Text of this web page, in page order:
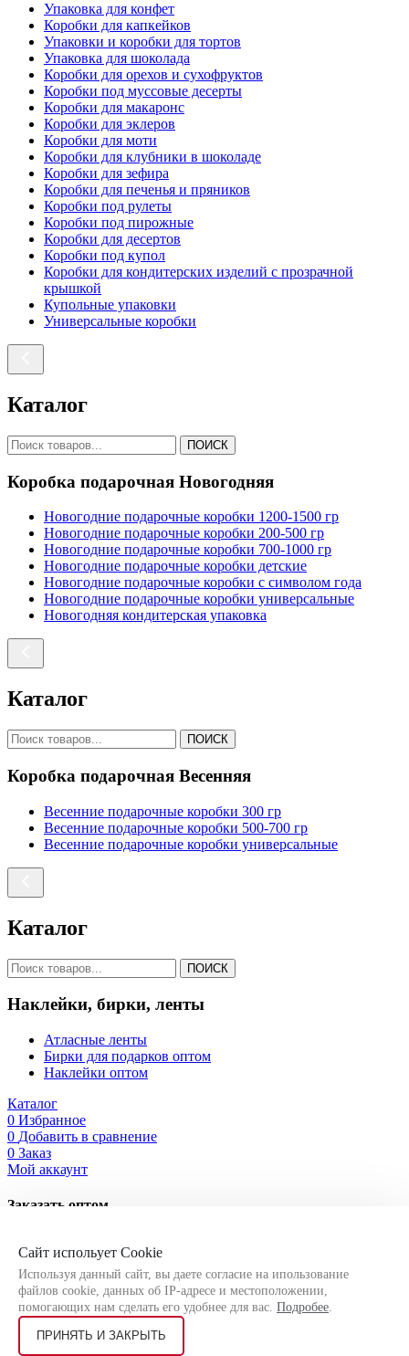
Сайт испольует Cookie
Используя данный сайт, вы даете согласие на ипользование
файлов cookie, данных об IP-адресе и местоположении,
помогающих нам сделать его удобнее для вас. Подробее.
ПРИНЯТЬ И ЗАКРЫТЬ
Упаковка для конфет
Коробки для капкейков
Упаковки и коробки для тортов
Упаковка для шоколада
Коробки для орехов и сухофруктов
Коробки под муссовые десерты
Коробки для макаронс
Коробки для эклеров
Коробки для моти
Коробки для клубники в шоколаде
Коробки для зефира
Коробки для печенья и пряников
Коробки под рулеты
Коробки под пирожные
Коробки для десертов
Коробки под купол
Коробки для кондитерских изделий с прозрачной
крышкой
Купольные упаковки
Универсальные коробки
Каталог
ПОИСК
Коробка подарочная Новогодняя
Новогодние подарочные коробки 1200-1500 гр
Новогодние подарочные коробки 200-500 гр
Новогодние подарочные коробки 700-1000 гр
Новогодние подарочные коробки детские
Новогодние подарочные коробки с символом года
Новогодние подарочные коробки универсальные
Новогодняя кондитерская упаковка
Каталог
ПОИСК
Коробка подарочная Весенняя
Весенние подарочные коробки 300 гр
Весенние подарочные коробки 500-700 гр
Весенние подарочные коробки универсальные
Каталог
ПОИСК
Наклейки, бирки, ленты
Атласные ленты
Бирки для подарков оптом
Наклейки оптом
Каталог
0 Избранное
0 Добавить в сравнение
0 Заказ
Мой аккаунт
Заказать оптом
с Вами!